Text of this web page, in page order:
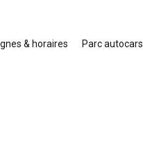
Rhône-Loire-Isère
& horaires Parc autocars